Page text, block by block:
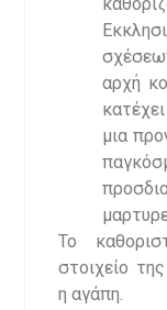
αρχή
μια
Το
στοιχείο
η αγάπη.